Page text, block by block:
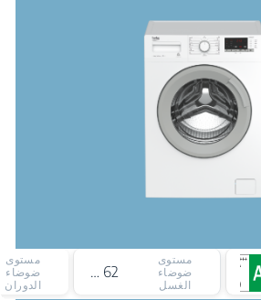
مستوى
ضوضاء
الغسل
62 ديسيبل
مستوى
ضوضاء
الدوران